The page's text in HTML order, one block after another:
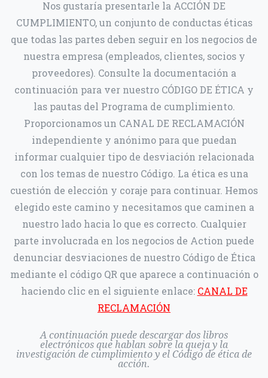
Nos gustaría presentarle la ACCIÓN DE
CUMPLIMIENTO, un conjunto de conductas éticas
que todas las partes deben seguir en los negocios de
nuestra empresa (empleados, clientes, socios y
proveedores). Consulte la documentación a
continuación para ver nuestro CÓDIGO DE ÉTICA y
las pautas del Programa de cumplimiento.
Proporcionamos un CANAL DE RECLAMACIÓN
independiente y anónimo para que puedan
informar cualquier tipo de desviación relacionada
con los temas de nuestro Código. La ética es una
cuestión de elección y coraje para continuar. Hemos
elegido este camino y necesitamos que caminen a
nuestro lado hacia lo que es correcto. Cualquier
parte involucrada en los negocios de Action puede
denunciar desviaciones de nuestro Código de Ética
mediante el código QR que aparece a continuación o
haciendo clic en el siguiente enlace: CANAL DE
RECLAMACIÓN
A continuación puede descargar dos libros
electrónicos que hablan sobre la queja y la
investigación de cumplimiento y el Código de ética de
acción.